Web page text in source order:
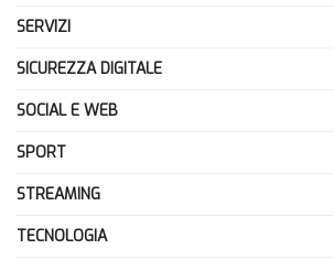
SERVIZI
SICUREZZA DIGITALE
SOCIAL E WEB
SPORT
STREAMING
TECNOLOGIA